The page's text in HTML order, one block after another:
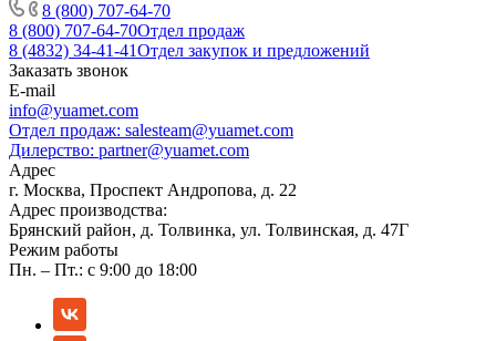
8 (800) 707-64-70
8 (800) 707-64-70Отдел продаж
8 (4832) 34-41-41Отдел закупок и предложений
Заказать звонок
E-mail
info@yuamet.com
Отдел продаж: salesteam@yuamet.com
Дилерство: partner@yuamet.com
Адрес
г. Москва, Проспект Андропова, д. 22
Адрес производства:
Брянский район, д. Толвинка, ул. Толвинская, д. 47Г
Режим работы
Пн. – Пт.: с 9:00 до 18:00